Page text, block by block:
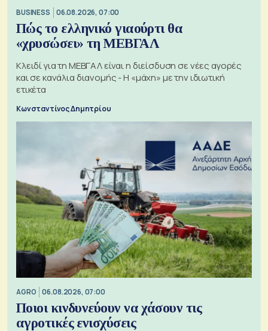
BUSINESS 06.08.2026, 07:00
Πώς το ελληνικό γιαούρτι θα
«χρυσώσει» τη ΜΕΒΓΑΛ
Κλειδί για τη ΜΕΒΓΑΛ είναι η διείσδυση σε νέες αγορές
και σε κανάλια διανομής - Η «μάχη» με την ιδιωτική
ετικέτα
Κωνσταντίνος Δημητρίου
AGRO 06.08.2026, 07:00
Ποιοι κινδυνεύουν να χάσουν τις
αγροτικές ενισχύσεις